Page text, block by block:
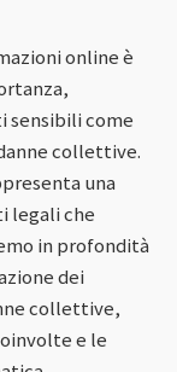
online è
come
collettive.
una
legali che
in profondità
dei
collettive,
e le